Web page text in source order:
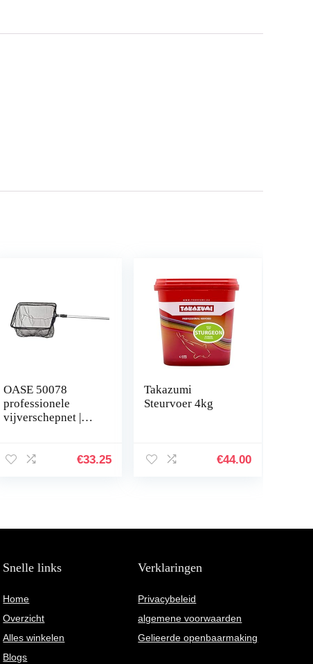
OASE 50078
professionele
vijverschepnet |
vijveraccessoires |
€33.25
Takazumi
Steurvoer 4kg
€44.00
Snelle links
Home
Overzicht
Alles winkelen
Blogs
Verklaringen
Privacybeleid
algemene voorwaarden
Gelieerde openbaarmaking